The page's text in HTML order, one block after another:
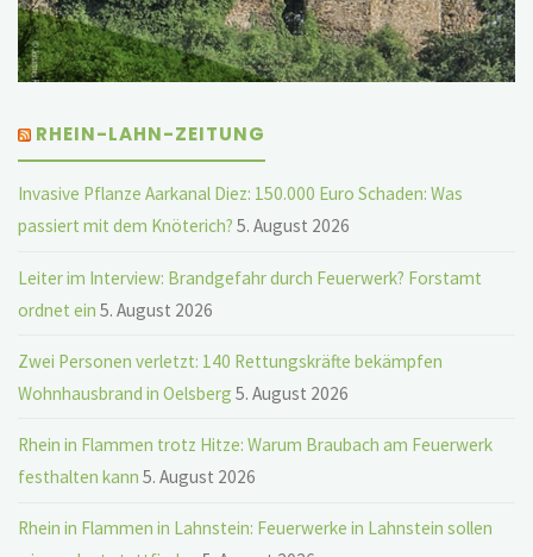
RHEIN-LAHN-ZEITUNG
Invasive Pflanze Aarkanal Diez: 150.000 Euro Schaden: Was
passiert mit dem Knöterich? 5. August 2026
Leiter im Interview: Brandgefahr durch Feuerwerk? Forstamt
ordnet ein 5. August 2026
Zwei Personen verletzt: 140 Rettungskräfte bekämpfen
Wohnhausbrand in Oelsberg 5. August 2026
Rhein in Flammen trotz Hitze: Warum Braubach am Feuerwerk
festhalten kann 5. August 2026
Rhein in Flammen in Lahnstein: Feuerwerke in Lahnstein sollen